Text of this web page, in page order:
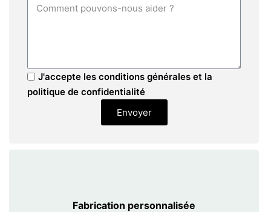
J'accepte les conditions générales et la
politique de confidentialité
Envoyer
Fabrication personnalisée